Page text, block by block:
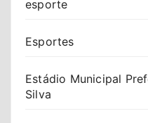
esporte
Esportes
Estádio Municipal
Silva